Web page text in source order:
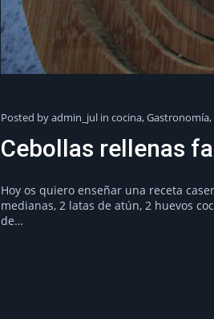
Posted by admin_jul in cocina,Gastronomía,
Cebollas rellenas
Hoy os quiero enseñar una receta
medianas, 2 latas de atún, 2 huevos
de…